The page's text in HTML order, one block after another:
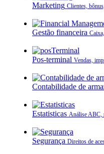
Marketing Clientes,
Gestão financeira
Pos-terminal Vendas,
Contabilidade de
Estatisticas Análise ABC,
Segurança Direitos de